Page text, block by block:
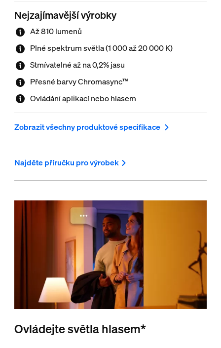
Nejzajímavější výrobky
Až 810 lumenů
Plné spektrum světla (1 000 až 20 000 K)
Stmívatelné až na 0,2% jasu
Přesné barvy Chromasync™
Ovládání aplikací nebo hlasem
Zobrazit všechny produktové specifikace
Najděte příručku pro výrobek
Ovládejte světla hlasem*